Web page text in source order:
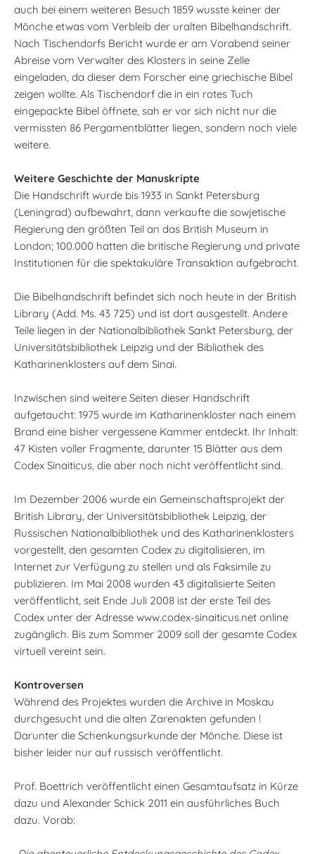
auch bei einem weiteren Besuch 1859 wusste keiner der
Mönche etwas vom Verbleib der uralten Bibelhandschrift.
Nach Tischendorfs Bericht wurde er am Vorabend seiner
Abreise vom Verwalter des Klosters in seine Zelle
eingeladen, da dieser dem Forscher eine griechische Bibel
zeigen wollte. Als Tischendorf die in ein rotes Tuch
eingepackte Bibel öffnete, sah er vor sich nicht nur die
vermissten 86 Pergamentblätter liegen, sondern noch viele
weitere.
Weitere Geschichte der Manuskripte
Die Handschrift wurde bis 1933 in Sankt Petersburg
(Leningrad) aufbewahrt, dann verkaufte die sowjetische
Regierung den größten Teil an das British Museum in
London; 100.000 hatten die britische Regierung und private
Institutionen für die spektakuläre Transaktion aufgebracht.
Die Bibelhandschrift befindet sich noch heute in der British
Library (Add. Ms. 43 725) und ist dort ausgestellt. Andere
Teile liegen in der Nationalbibliothek Sankt Petersburg, der
Universitätsbibliothek Leipzig und der Bibliothek des
Katharinenklosters auf dem Sinai.
Inzwischen sind weitere Seiten dieser Handschrift
aufgetaucht: 1975 wurde im Katharinenkloster nach einem
Brand eine bisher vergessene Kammer entdeckt. Ihr Inhalt:
47 Kisten voller Fragmente, darunter 15 Blätter aus dem
Codex Sinaiticus, die aber noch nicht veröffentlicht sind.
Im Dezember 2006 wurde ein Gemeinschaftsprojekt der
British Library, der Universitätsbibliothek Leipzig, der
Russischen Nationalbibliothek und des Katharinenklosters
vorgestellt, den gesamten Codex zu digitalisieren, im
Internet zur Verfügung zu stellen und als Faksimile zu
publizieren. Im Mai 2008 wurden 43 digitalisierte Seiten
veröffentlicht, seit Ende Juli 2008 ist der erste Teil des
Codex unter der Adresse www.codex-sinaiticus.net online
zugänglich. Bis zum Sommer 2009 soll der gesamte Codex
virtuell vereint sein.
Kontroversen
Während des Projektes wurden die Archive in Moskau
durchgesucht und die alten Zarenakten gefunden !
Darunter die Schenkungsurkunde der Mönche. Diese ist
bisher leider nur auf russisch veröffentlicht.
Prof. Boettrich veröffentlicht einen Gesamtaufsatz in Kürze
dazu und Alexander Schick 2011 ein ausführliches Buch
dazu. Vorab: